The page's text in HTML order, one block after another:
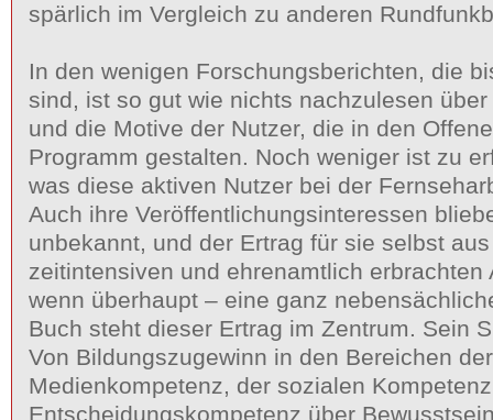
spärlich im Vergleich zu anderen
In den wenigen Forschungsberichten, die
sind, ist so gut wie nichts nachzulesen
und die Motive der Nutzer, die in den
Programm gestalten. Noch weniger ist zu
was diese aktiven Nutzer bei der
Auch ihre Veröffentlichungsinteressen
unbekannt, und der Ertrag für sie selbst
zeitintensiven und ehrenamtlich erbrachten
wenn überhaupt – eine ganz
Buch steht dieser Ertrag im Zentrum. Sein
Von Bildungszugewinn in den Bereichen der
Medienkompetenz, der sozialen
Entscheidungskompetenz über